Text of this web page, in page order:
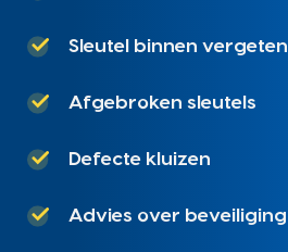
Sleutel binnen vergeten
Afgebroken sleutels
Defecte kluizen
Advies over beveiliging